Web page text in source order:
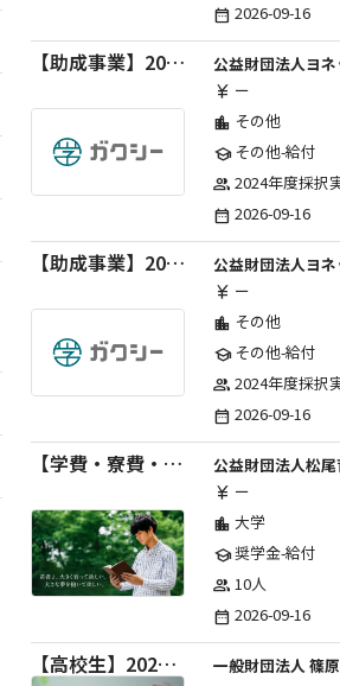
date_range 2026-09-16
【助成事業】2027年度（通年）国際交流普及事業に関する助成金
currency_yen ー
location_city その他
schoolその他-給付
group 2024年度採択実績：21事業（前期11・後期10）、2025年度採択実績：30事業（前期15・後期15）、2026年度採択実績：40事業 ※2026年度より、前期・後期の区分を廃止し、年1回の申請受付
date_range 2026-09-16
【助成事業】2027年度（通年）ジュニアスポーツ振興に関する助成金
currency_yen ー
location_city その他
schoolその他-給付
group 2024年度採択実績：107事業（前期45・後期62）、2025年度採択実績：103事業（前期48・後期55）、2026年度採択実績：97事業 ※2026年度より、前期・後期の区分を廃止し、年1回の申請受付
date_range 2026-09-16
【学費・寮費・交通費給付】2027年度第71期育英生募集
currency_yen ー
location_city 大学
school奨学金-給付
group 10人
date_range 2026-09-16
【高校生】2026年度 しのはら財団 アメリカ・イギリス・カナダ英語留学奨学金